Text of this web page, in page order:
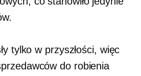
tylko w przyszłości, więc
do robienia